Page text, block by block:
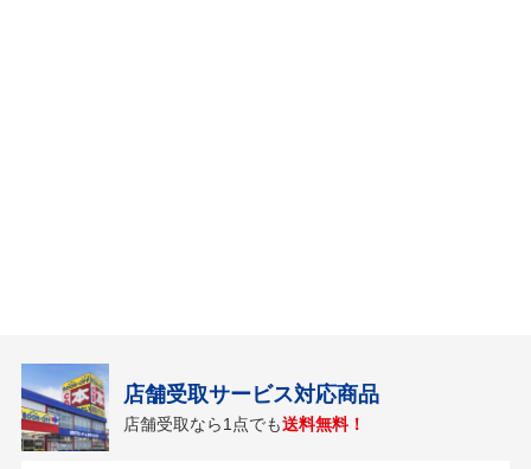
店舗受取サービス対応商品
店舗受取なら1点でも送料無料！